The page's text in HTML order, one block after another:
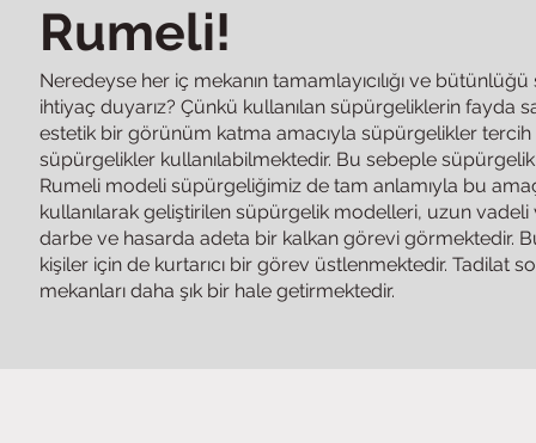
Rumeli!
Neredeyse her iç mekanın tamamlayıcılığı ve
ihtiyaç duyarız? Çünkü kullanılan süpürgeliklerin fayda
estetik bir görünüm katma amacıyla süpürgelikler tercih
süpürgelikler kullanılabilmektedir. Bu sebeple
Rumeli modeli süpürgeliğimiz de tam anlamıyla bu
kullanılarak geliştirilen süpürgelik modelleri, uzun
darbe ve hasarda adeta bir kalkan görevi görmektedir.
kişiler için de kurtarıcı bir görev üstlenmektedir.
mekanları daha şık bir hale getirmektedir.